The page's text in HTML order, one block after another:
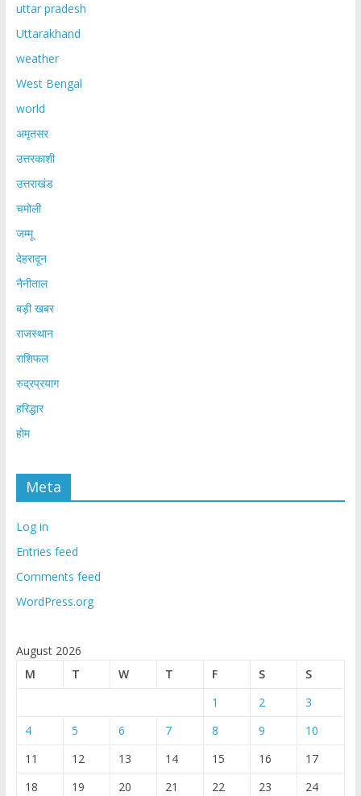
uttar pradesh
Uttarakhand
weather
West Bengal
world
अमृतसर
उत्तरकाशी
उत्तराखंड
चमोली
जम्मू
देहरादून
नैनीताल
बड़ी खबर
राजस्थान
राशिफल
रुद्रप्रयाग
हरिद्धार
होम
Meta
Log in
Entries feed
Comments feed
WordPress.org
August 2026
M
T W T F S
S
1
2
3
4
5 6 7 8 9
10
11
12 13 14 15 16
17
18
19 20 21 22 23 24